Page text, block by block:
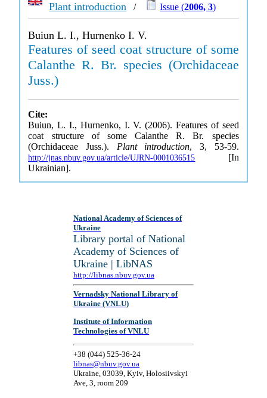
Plant introduction / Issue (2006, 3)
Buiun L. I., Hurnenko I. V.
Features of seed coat structure of some
Calanthe R. Br. species (Orchidaceae
Juss.)
Cite:
Buiun, L. I., Hurnenko, I. V. (2006). Features of seed
coat structure of some Calanthe R. Br. species
(Orchidaceae Juss.). Plant introduction, 3, 53-59.
http://jnas.nbuv.gov.ua/article/UJRN-0001036515 [In
Ukrainian].
National Academy of Sciences of
Ukraine
Library portal of National
Academy of Sciences of
Ukraine | LibNAS
http://libnas.nbuv.gov.ua
Vernadsky National Library of
Ukraine (VNLU)
Institute of Information
Technologies of VNLU
+38 (044) 525-36-24
libnas@nbuv.gov.ua
Ukraine, 03039, Kyiv, Holosiivskyi
Ave, 3, room 209